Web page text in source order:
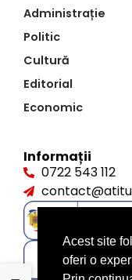
Administrație
Politic
Cultură
Editorial
Economic
Informații
0722 543 112
Acest site
oferi o